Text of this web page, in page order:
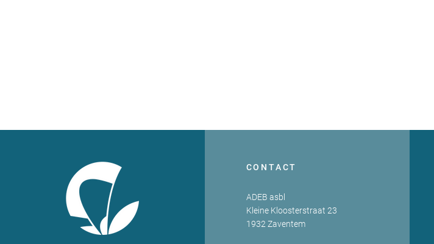
CONTACT
ADEB asbl
Kleine Kloosterstraat 23
1932 Zaventem